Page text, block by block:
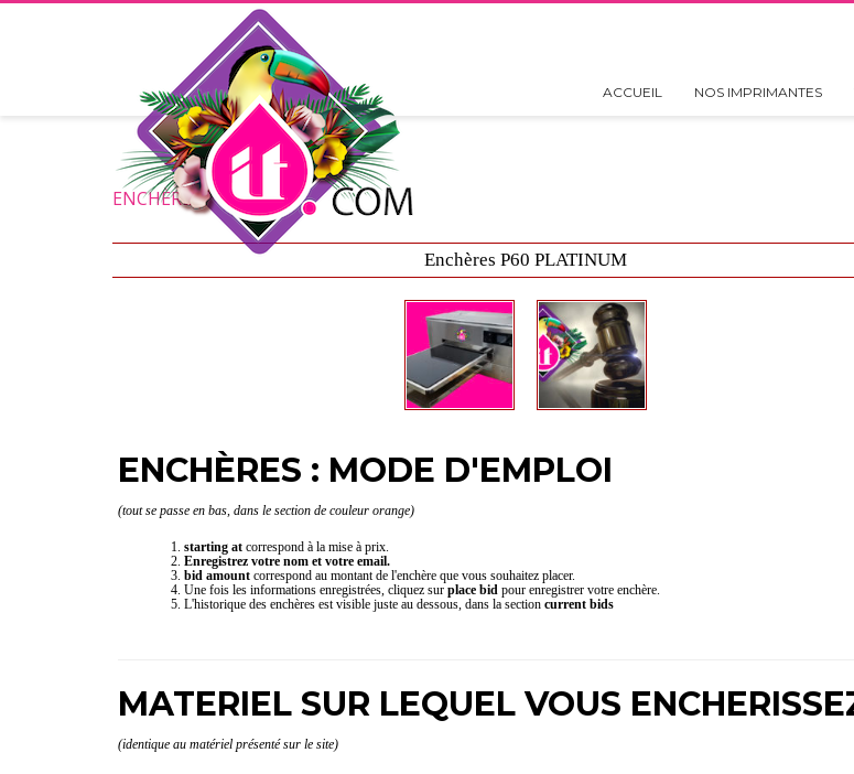
ACCUEIL NOS IMPRIMANTES
ENCHÈRES
Enchères P60 PLATINUM
ENCHÈRES : MODE D'EMPLOI
(tout se passe en bas, dans le section de couleur orange)
starting at correspond à la mise à prix.
Enregistrez votre nom et votre email.
bid amount correspond au montant de l'enchère que vous souhaitez placer.
Une fois les informations enregistrées, cliquez sur place bid pour enregistrer votre enchère.
L'historique des enchères est visible juste au dessous, dans la section current bids
MATERIEL SUR LEQUEL VOUS
(identique au matériel présenté sur le site)